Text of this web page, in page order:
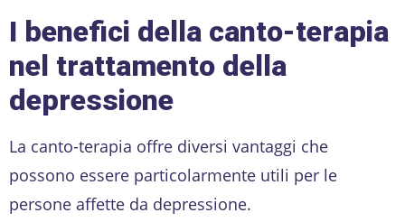
I benefici della canto-terapia
nel trattamento della
depressione
La canto-terapia offre diversi vantaggi che
possono essere particolarmente utili per le
persone affette da depressione.